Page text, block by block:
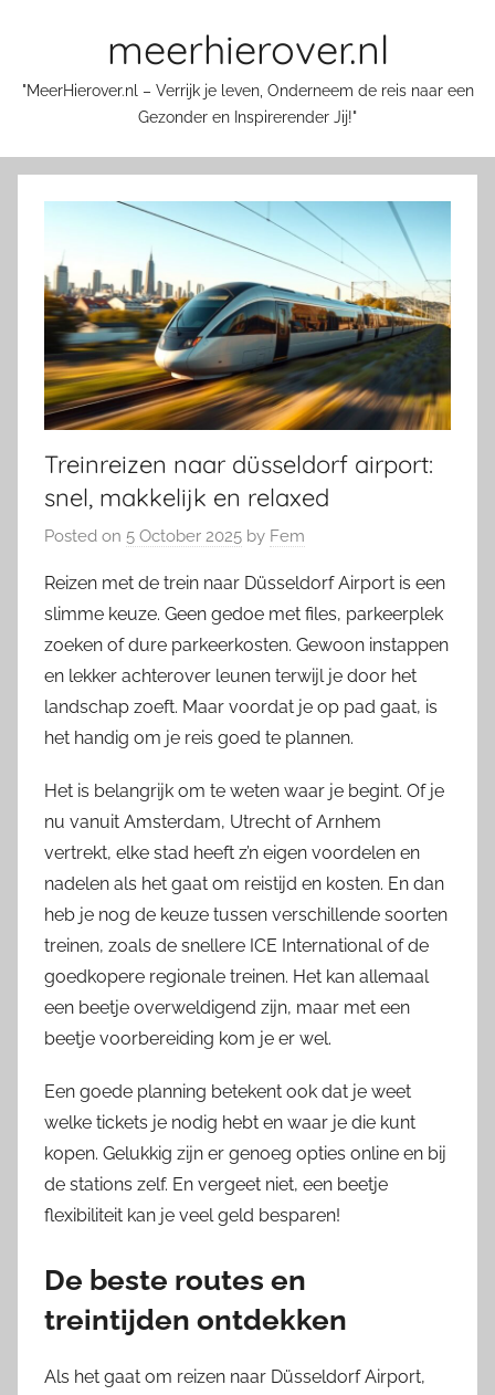
meerhierover.nl
"MeerHierover.nl – Verrijk je leven, Onderneem de reis naar een
Gezonder en Inspirerender Jij!"
Treinreizen naar düsseldorf airport:
snel, makkelijk en relaxed
Posted on 5 October 2025 by Fem
Reizen met de trein naar Düsseldorf Airport is een
slimme keuze. Geen gedoe met files, parkeerplek
zoeken of dure parkeerkosten. Gewoon instappen
en lekker achterover leunen terwijl je door het
landschap zoeft. Maar voordat je op pad gaat, is
het handig om je reis goed te plannen.
Het is belangrijk om te weten waar je begint. Of je
nu vanuit Amsterdam, Utrecht of Arnhem
vertrekt, elke stad heeft z’n eigen voordelen en
nadelen als het gaat om reistijd en kosten. En dan
heb je nog de keuze tussen verschillende soorten
treinen, zoals de snellere ICE International of de
goedkopere regionale treinen. Het kan allemaal
een beetje overweldigend zijn, maar met een
beetje voorbereiding kom je er wel.
Een goede planning betekent ook dat je weet
welke tickets je nodig hebt en waar je die kunt
kopen. Gelukkig zijn er genoeg opties online en bij
de stations zelf. En vergeet niet, een beetje
flexibiliteit kan je veel geld besparen!
De beste routes en
treintijden ontdekken
Als het gaat om reizen naar Düsseldorf Airport,